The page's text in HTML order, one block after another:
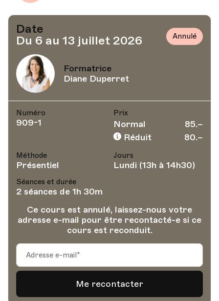
Date
Du 6 au 13 juillet 2026
Annulé
Formatrice
Diane Duperret
Numéro
909-1
Prix
Normal
85.–
Réduit
80.–
Méthode
Présentiel
Jours
Lundi (13h à 14h30)
Séances et durée
2 séances de 1h 30m
Ce cours est annulé, laissez-nous votre
adresse e-mail pour être recontacté-e si ce
cours est reconduit.